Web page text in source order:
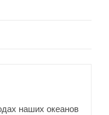
наших океанов